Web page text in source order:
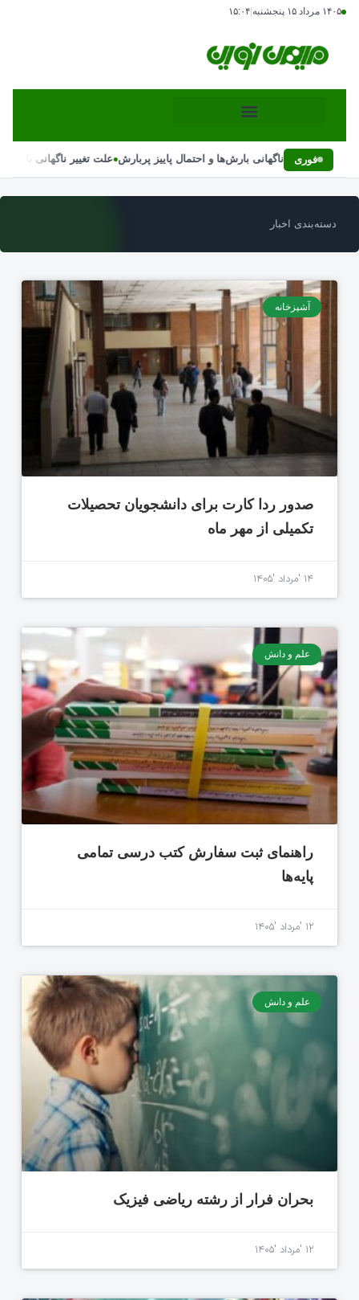
۱۴۰۵ مرداد ۱۵ پنجشنبه ۱۵:۰۴
فوری
علت تغییر ناگهانی بارش‌ها و احتمال پاییز پربارش•علت تغییر ناگهانی بارش‌ها
دسته‌بندی اخبار
آشپزخانه
صدور ردا کارت برای دانشجویان تحصیلات
تکمیلی از مهر ماه
۱۴ 'مرداد '۱۴۰۵
علم و دانش
راهنمای ثبت سفارش کتب درسی تمامی
پایه‌ها
۱۲ 'مرداد '۱۴۰۵
علم و دانش
بحران فرار از رشته ریاضی فیزیک
۱۲ 'مرداد '۱۴۰۵